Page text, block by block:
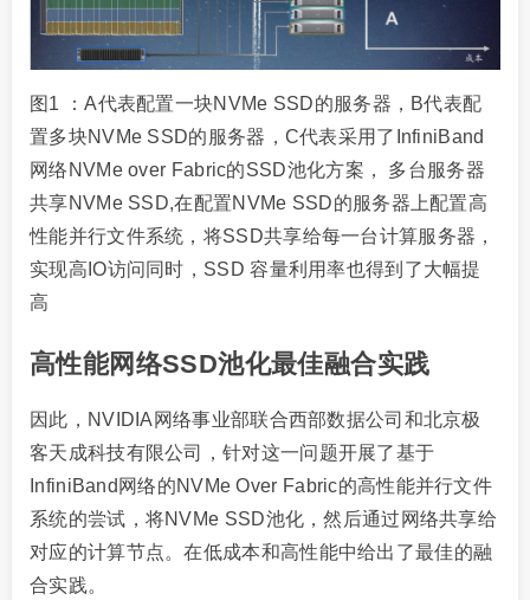
图1 ：A代表配置一块NVMe SSD的服务器，B代表配
置多块NVMe SSD的服务器，C代表采用了InfiniBand
网络NVMe over Fabric的SSD池化方案， 多台服务器
共享NVMe SSD,在配置NVMe SSD的服务器上配置高
性能并行文件系统，将SSD共享给每一台计算服务器，
实现高IO访问同时，SSD 容量利用率也得到了大幅提
高
高性能网络SSD池化最佳融合实践
因此，NVIDIA网络事业部联合西部数据公司和北京极
客天成科技有限公司，针对这一问题开展了基于
InfiniBand网络的NVMe Over Fabric的高性能并行文件
系统的尝试，将NVMe SSD池化，然后通过网络共享给
对应的计算节点。在低成本和高性能中给出了最佳的融
合实践。